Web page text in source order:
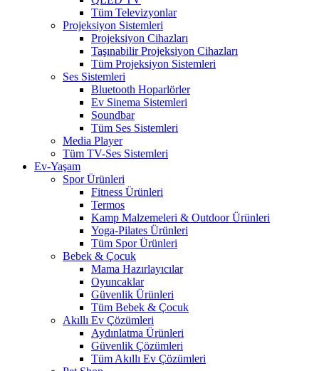
Tüm Televizyonlar
Projeksiyon Sistemleri
Projeksiyon Cihazları
Taşınabilir Projeksiyon Cihazları
Tüm Projeksiyon Sistemleri
Ses Sistemleri
Bluetooth Hoparlörler
Ev Sinema Sistemleri
Soundbar
Tüm Ses Sistemleri
Media Player
Tüm TV-Ses Sistemleri
Ev-Yaşam
Spor Ürünleri
Fitness Ürünleri
Termos
Kamp Malzemeleri & Outdoor Ürünleri
Yoga-Pilates Ürünleri
Tüm Spor Ürünleri
Bebek & Çocuk
Mama Hazırlayıcılar
Oyuncaklar
Güvenlik Ürünleri
Tüm Bebek & Çocuk
Akıllı Ev Çözümleri
Aydınlatma Ürünleri
Güvenlik Çözümleri
Tüm Akıllı Ev Çözümleri